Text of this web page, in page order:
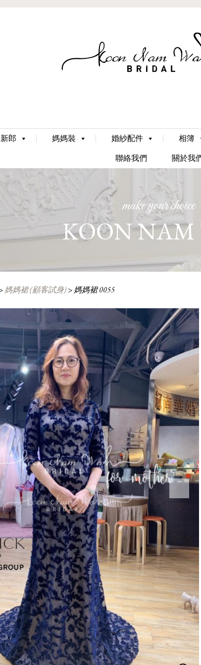
Skip
to
content
新郎 媽媽裝 婚紗配件 相簿
聯絡我們
關於我
make your choice
KOON NAM
媽媽裙 (顧客試身)>媽媽裙 0055